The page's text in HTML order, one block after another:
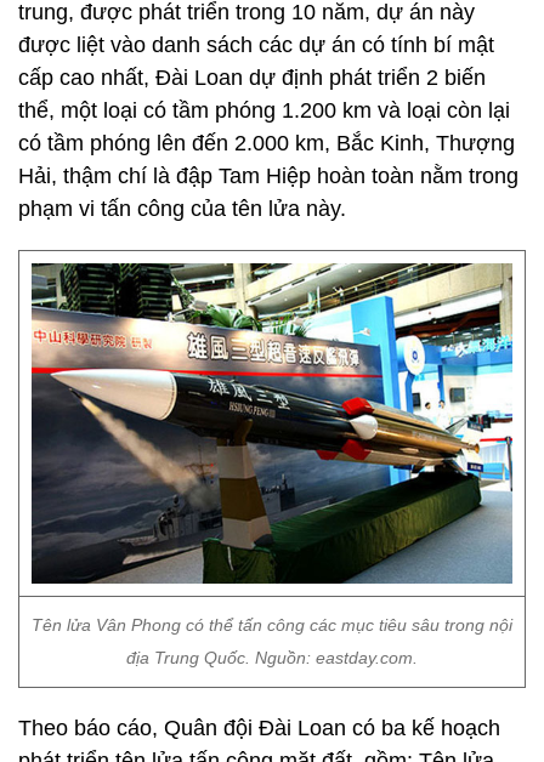
trung, được phát triển trong 10 năm, dự án này
được liệt vào danh sách các dự án có tính bí mật
cấp cao nhất, Đài Loan dự định phát triển 2 biến
thể, một loại có tầm phóng 1.200 km và loại còn lại
có tầm phóng lên đến 2.000 km, Bắc Kinh, Thượng
Hải, thậm chí là đập Tam Hiệp hoàn toàn nằm trong
phạm vi tấn công của tên lửa này.
Tên lửa Vân Phong có thể tấn công các mục tiêu sâu trong nội
địa Trung Quốc. Nguồn: eastday.com.
Theo báo cáo, Quân đội Đài Loan có ba kế hoạch